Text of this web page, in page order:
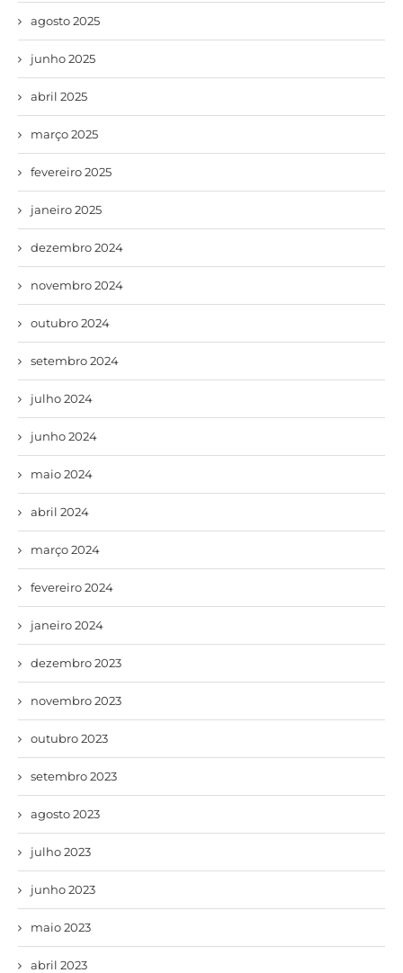
agosto 2025
junho 2025
abril 2025
março 2025
fevereiro 2025
janeiro 2025
dezembro 2024
novembro 2024
outubro 2024
setembro 2024
julho 2024
junho 2024
maio 2024
abril 2024
março 2024
fevereiro 2024
janeiro 2024
dezembro 2023
novembro 2023
outubro 2023
setembro 2023
agosto 2023
julho 2023
junho 2023
maio 2023
abril 2023